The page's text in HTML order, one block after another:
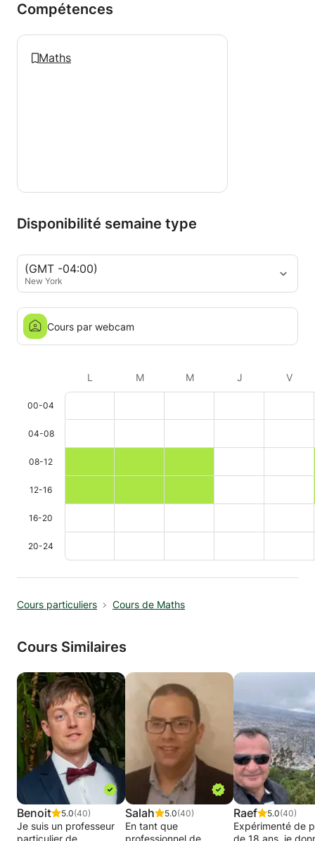
Compétences
Maths
Disponibilité semaine type
(GMT -04:00)
New York
Cours par webcam
L M M J V
00-04
04-08
08-12
12-16
16-20
20-24
Cours particuliers Cours de Maths
Cours Similaires
Benoit 5.0(40)
Je suis un professeur
particulier de
Salah 5.0(40)
En tant que
professionnel de
Raef 5.0(40)
Expérimenté de
de 18 ans, je